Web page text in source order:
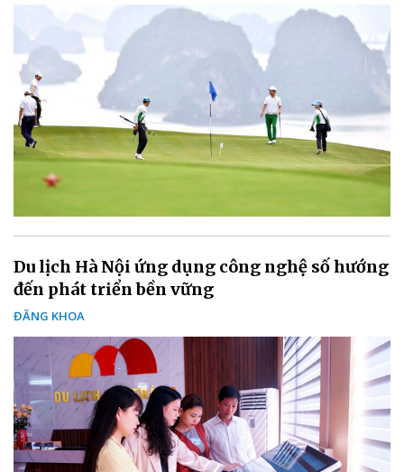
Du lịch Hà Nội ứng dụng công nghệ số hướng
đến phát triển bền vững
ĐĂNG KHOA